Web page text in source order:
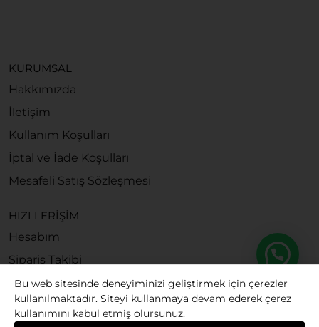
KURUMSAL
Hakkımızda
İletişim
Kullanım Koşulları
İptal ve İade Koşulları
Mesafeli Satış Sözleşmesi
HIZLI ERİŞİM
Hesabım
Sipariş Takibi
Bu web sitesinde deneyiminizi geliştirmek için çerezler
kullanılmaktadır. Siteyi kullanmaya devam ederek çerez
kullanımını kabul etmiş olursunuz.